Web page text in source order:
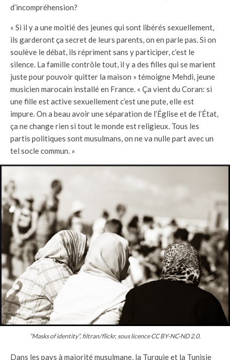
d’incompréhension?
« Si il y a une moitié des jeunes qui sont libérés sexuellement,
ils garderont ça secret de leurs parents, on en parle pas. Si on
soulève le débat, ils répriment sans y participer, c’est le
silence. La famille contrôle tout, il y a des filles qui se marient
juste pour pouvoir quitter la maison » témoigne Mehdi, jeune
musicien marocain installé en France. « Ça vient du Coran: si
une fille est active sexuellement c’est une pute, elle est
impure. On a beau avoir une séparation de l’Église et de l’État,
ça ne change rien si tout le monde est religieux. Tous les
partis politiques sont musulmans, on ne va nulle part avec un
tel socle commun. »
“Masks of identity”, filtran/flickr, sous licence CC BY-NC-ND 2.0.
Dans les pays à majorité musulmane, la Turquie et la Tunisie